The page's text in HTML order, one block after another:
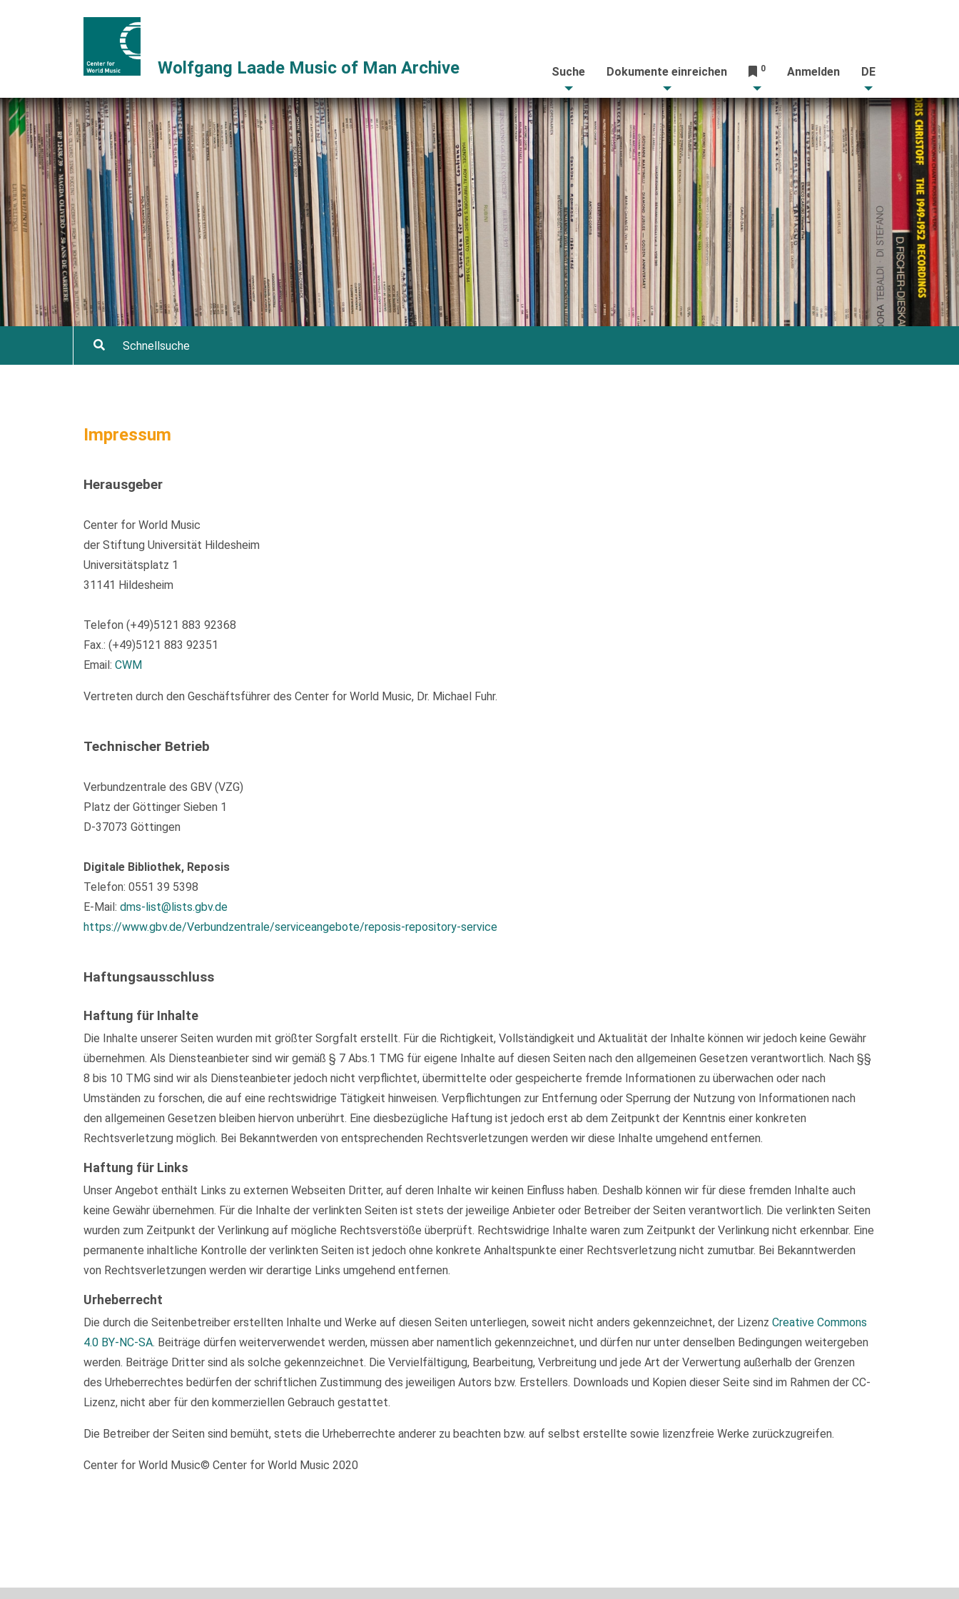
Wolfgang Laade Music of Man Archive Suche Dokumente einreichen 0 Anmelden DE
Impressum
Herausgeber
Center for World Music
der Stiftung Universität Hildesheim
Universitätsplatz 1
31141 Hildesheim
Telefon (+49)5121 883 92368
Fax.: (+49)5121 883 92351
Email: CWM
Vertreten durch den Geschäftsführer des Center for World Music, Dr. Michael Fuhr.
Technischer Betrieb
Verbundzentrale des GBV (VZG)
Platz der Göttinger Sieben 1
D-37073 Göttingen
Digitale Bibliothek, Reposis
Telefon: 0551 39 5398
E-Mail: dms-list@lists.gbv.de
https://www.gbv.de/Verbundzentrale/serviceangebote/reposis-repository-service
Haftungsausschluss
Haftung für Inhalte
Die Inhalte unserer Seiten wurden mit größter Sorgfalt erstellt. Für die Richtigkeit, Vollständigkeit und Aktualität der Inhalte können wir jedoch keine Gewähr
übernehmen. Als Diensteanbieter sind wir gemäß § 7 Abs.1 TMG für eigene Inhalte auf diesen Seiten nach den allgemeinen Gesetzen verantwortlich. Nach §§
8 bis 10 TMG sind wir als Diensteanbieter jedoch nicht verpflichtet, übermittelte oder gespeicherte fremde Informationen zu überwachen oder nach
Umständen zu forschen, die auf eine rechtswidrige Tätigkeit hinweisen. Verpflichtungen zur Entfernung oder Sperrung der Nutzung von Informationen nach
den allgemeinen Gesetzen bleiben hiervon unberührt. Eine diesbezügliche Haftung ist jedoch erst ab dem Zeitpunkt der Kenntnis einer konkreten
Rechtsverletzung möglich. Bei Bekanntwerden von entsprechenden Rechtsverletzungen werden wir diese Inhalte umgehend entfernen.
Haftung für Links
Unser Angebot enthält Links zu externen Webseiten Dritter, auf deren Inhalte wir keinen Einfluss haben. Deshalb können wir für diese fremden Inhalte auch
keine Gewähr übernehmen. Für die Inhalte der verlinkten Seiten ist stets der jeweilige Anbieter oder Betreiber der Seiten verantwortlich. Die verlinkten Seiten
wurden zum Zeitpunkt der Verlinkung auf mögliche Rechtsverstöße überprüft. Rechtswidrige Inhalte waren zum Zeitpunkt der Verlinkung nicht erkennbar. Eine
permanente inhaltliche Kontrolle der verlinkten Seiten ist jedoch ohne konkrete Anhaltspunkte einer Rechtsverletzung nicht zumutbar. Bei Bekanntwerden
von Rechtsverletzungen werden wir derartige Links umgehend entfernen.
Urheberrecht
Die durch die Seitenbetreiber erstellten Inhalte und Werke auf diesen Seiten unterliegen, soweit nicht anders gekennzeichnet, der Lizenz Creative Commons
4.0 BY-NC-SA. Beiträge dürfen weiterverwendet werden, müssen aber namentlich gekennzeichnet, und dürfen nur unter denselben Bedingungen weitergeben
werden. Beiträge Dritter sind als solche gekennzeichnet. Die Vervielfältigung, Bearbeitung, Verbreitung und jede Art der Verwertung außerhalb der Grenzen
des Urheberrechtes bedürfen der schriftlichen Zustimmung des jeweiligen Autors bzw. Erstellers. Downloads und Kopien dieser Seite sind im Rahmen der CC-
Lizenz, nicht aber für den kommerziellen Gebrauch gestattet.
Die Betreiber der Seiten sind bemüht, stets die Urheberrechte anderer zu beachten bzw. auf selbst erstellte sowie lizenzfreie Werke zurückzugreifen.
Center for World Music© Center for World Music 2020